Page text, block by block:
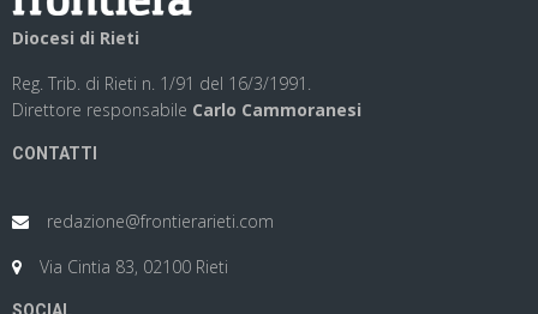
Diocesi di Rieti
Reg. Trib. di Rieti n. 1/91 del 16/3/1991.
Direttore responsabile Carlo Cammoranesi
CONTATTI
redazione@frontierarieti.com
Via Cintia 83, 02100 Rieti